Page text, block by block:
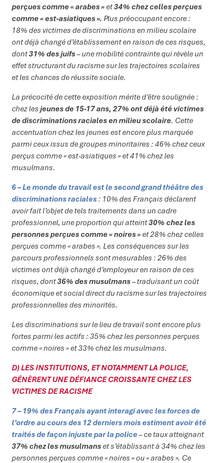
perçues comme « arabes »et34% chez celles perçues
comme « est-asiatiques ». Plus préoccupant encore :
18% des victimes de discriminations en milieu scolaire
ont déjà changé d’établissement en raison de ces risques,
dont31% des juifs– une mobilité contrainte qui révèle un
effet structurant du racisme sur les trajectoires scolaires
et les chances de réussite sociale.
La précocité de cette exposition mérite d’être soulignée :
chez les jeunes de 15-17 ans, 27% ont déjà été victimes
de discriminations raciales en milieu scolaire. Cette
accentuation chez les jeunes est encore plus marquée
parmi ceux issus de groupes minoritaires : 46% chez ceux
perçus comme « est-asiatiques » et 41% chez les
musulmans.
6 – Le monde du travail est le second grand théâtre des
discriminations raciales: 10% des Français déclarent
avoir fait l’objet de tels traitements dans un cadre
professionnel, une proportion qui atteint30% chez les
personnes perçues comme « noires »et 28% chez celles
perçues comme « arabes ». Les conséquences sur les
parcours professionnels sont mesurables : 26% des
victimes ont déjà changé d’employeur en raison de ces
risques, dont36% des musulmans– traduisant un coût
économique et social direct du racisme sur les trajectoires
professionnelles des minorités.
Les discriminations sur le lieu de travail sont encore plus
fortes parmi les actifs : 35% chez les personnes perçues
comme « noires » et 33% chez les musulmans.
D) LES INSTITUTIONS, ET NOTAMMENT LA POLICE,
GÉNÈRENT UNE DÉFIANCE CROISSANTE CHEZ LES
VICTIMES DE RACISME
7 – 19% des Français ayant interagi avec les forces de
l’ordre au cours des 12 derniers mois estiment avoir été
traités de façon injuste par la police– ce taux atteignant
37% chez les musulmanset s’établissant à 34% chez les
personnes perçues comme « noires » ou « arabes ». Ce